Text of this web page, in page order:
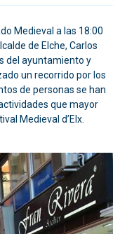
Medieval a las 18:00
de Elche, Carlos
del ayuntamiento y
un recorrido por los
de personas se han
que mayor
Medieval d’Elx.